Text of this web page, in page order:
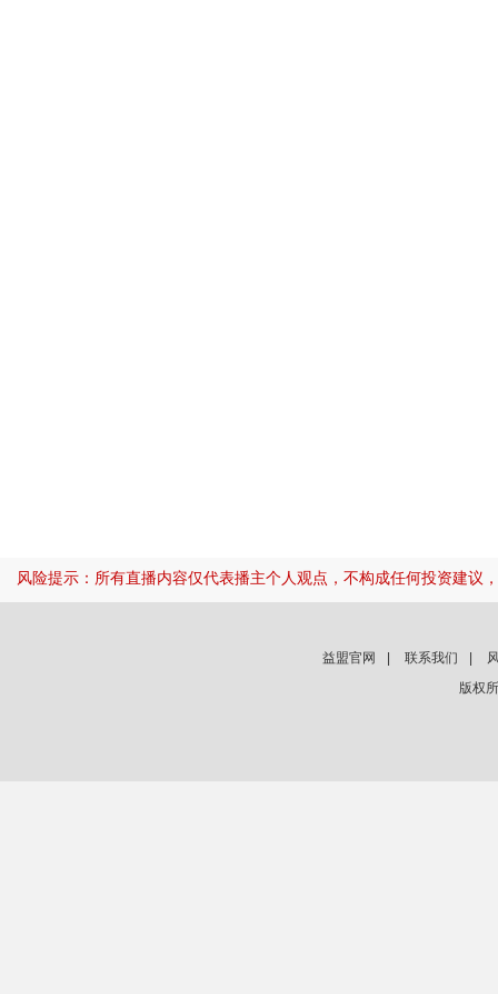
风险提示：所有直播内容仅代表播主个人观点，不构成任何投资建议
益盟官网 联系我们
版权